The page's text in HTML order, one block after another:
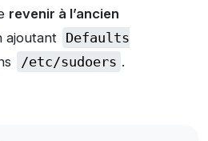
revenir à l’ancien
ajoutant Defaults
/etc/sudoers .